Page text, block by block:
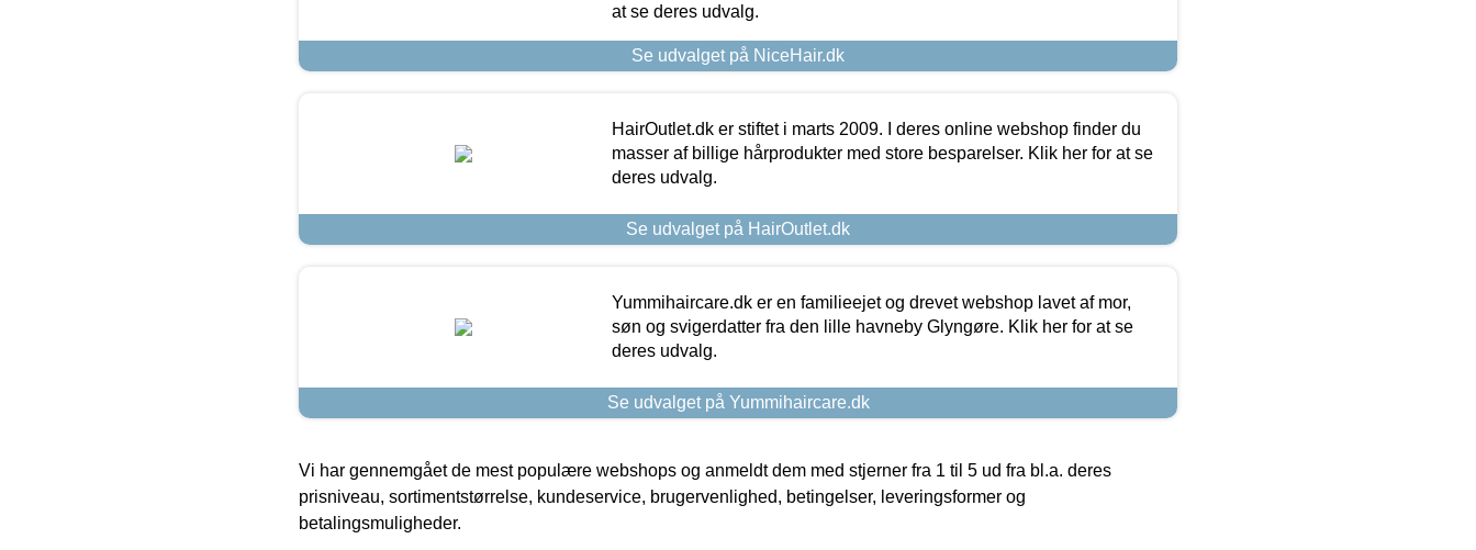
at se deres udvalg.
Se udvalget på NiceHair.dk
HairOutlet.dk er stiftet i marts 2009. I deres online webshop finder du
masser af billige hårprodukter med store besparelser. Klik her for at se
deres udvalg.
Se udvalget på HairOutlet.dk
Yummihaircare.dk er en familieejet og drevet webshop lavet af mor,
søn og svigerdatter fra den lille havneby Glyngøre. Klik her for at se
deres udvalg.
Se udvalget på Yummihaircare.dk
Vi har gennemgået de mest populære webshops og anmeldt dem med stjerner fra 1 til 5 ud fra bl.a. deres
prisniveau, sortimentstørrelse, kundeservice, brugervenlighed, betingelser, leveringsformer og
betalingsmuligheder.